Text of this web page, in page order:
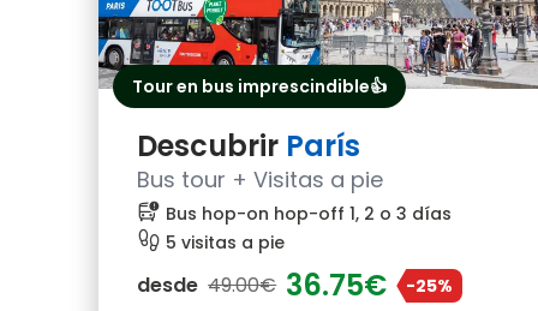
Tour en bus imprescindible👍
Descubrir París
Bus tour + Visitas a pie
bus_alert Bus hop-on hop-off 1, 2 o 3 días
footprint 5 visitas a pie
desde 49.00€ 36.75€ -25%